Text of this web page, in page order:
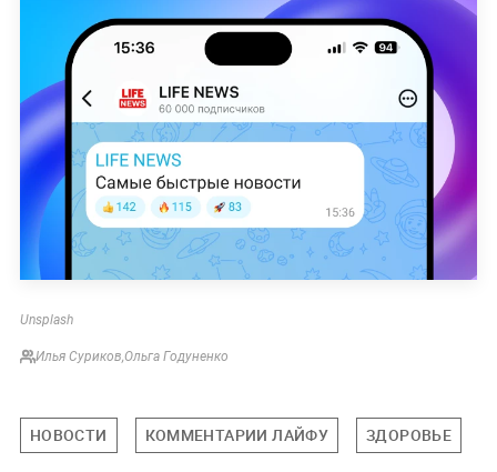
Unsplash
Илья Суриков,Ольга Годуненко
НОВОСТИ КОММЕНТАРИИ ЛАЙФУ ЗДОРОВЬЕ